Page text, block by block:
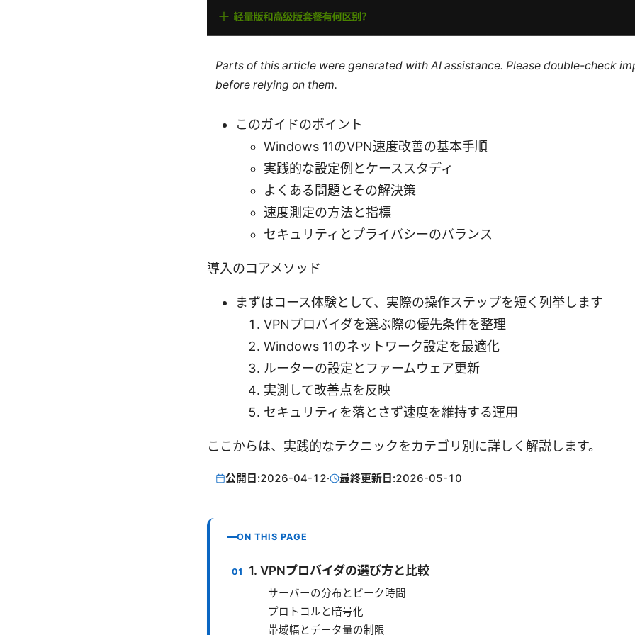
Parts of this article were generated with AI assistance. Please double-check
before relying on them.
このガイドのポイント
Windows 11のVPN速度改善の基本手順
実践的な設定例とケーススタディ
よくある問題とその解決策
速度測定の方法と指標
セキュリティとプライバシーのバランス
導入のコアメソッド
まずはコース体験として、実際の操作ステップを短く列挙します
VPNプロバイダを選ぶ際の優先条件を整理
Windows 11のネットワーク設定を最適化
ルーターの設定とファームウェア更新
実測して改善点を反映
セキュリティを落とさず速度を維持する運用
ここからは、実践的なテクニックをカテゴリ別に詳しく解説します。
公開日:2026-04-12· 最終更新日:2026-05-10
ON THIS PAGE
1. VPNプロバイダの選び方と比較
サーバーの分布とピーク時間
プロトコルと暗号化
帯域幅とデータ量の制限